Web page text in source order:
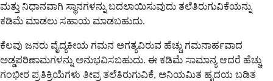
ಮತ್ತು ನಿಧಾನವಾಗಿ ಸ್ಥಾನಗಳನ್ನು ಬದಲಾಯಿಸುವುದು ತಲೆತಿರುಗುವಿಕೆಯನ್ನು
ಕಡಿಮೆ ಮಾಡಲು ಸಹಾಯ ಮಾಡಬಹುದು.
ಕೆಲವು ಜನರು ವೈದ್ಯಕೀಯ ಗಮನ ಅಗತ್ಯವಿರುವ ಹೆಚ್ಚು ಗಮನಾರ್ಹವಾದ
ಅಡ್ಡಪರಿಣಾಮಗಳನ್ನು ಅನುಭವಿಸಬಹುದು. ಈ ಕಡಿಮೆ ಸಾಮಾನ್ಯ ಆದರೆ ಹೆಚ್ಚು
ಗಂಭೀರ ಪ್ರತಿಕ್ರಿಯೆಗಳು ತೀವ್ರ ತಲೆತಿರುಗುವಿಕೆ, ಅನಿಯಮಿತ ಹೃದಯ ಬಡಿತ